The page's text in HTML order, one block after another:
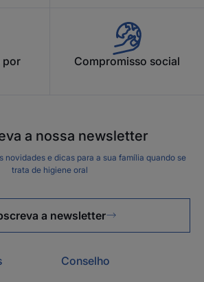
por
Compromisso social
a nossa newsletter
novidades e dicas para a sua família quando se
trata de higiene oral
a newsletter
Conselho